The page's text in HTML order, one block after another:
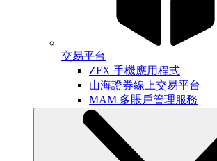
交易平台
ZFX 手機應用程式
山海證券線上交易平台
MAM 多賬戶管理服務